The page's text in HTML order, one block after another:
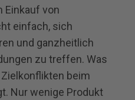
Einkauf von
einfach, sich
und ganzheitlich
zu treffen. Was
beim
Nur wenige Produkt